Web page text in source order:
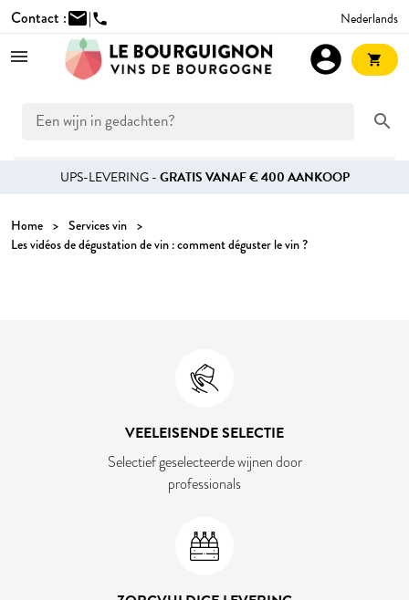
Contact :mail|phone Nederlands
search
account_circle shopping_cart
UPS-LEVERING -GRATIS VANAF € 400 AANKOOP
Home
Services vin
Les vidéos de dégustation de vin : comment déguster le vin ?
VEELEISENDE SELECTIE
Selectief geselecteerde wijnen door
professionals